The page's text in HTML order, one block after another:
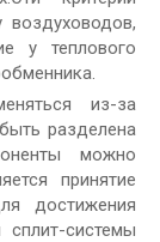
у теплового
из-за
разделена
можно
принятие
достижения
сплит-системы